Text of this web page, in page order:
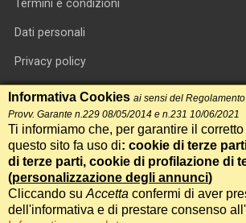
Termini e condizioni
Dati personali
Privacy policy
Informativa cookie
RSS feed
RSS Top News
Contatti
Informativa Cookies ai sensi del
Provv. Garante n.229 08/05/2014 e n.231 10/06/2021
Ti informiamo che, per garantire il
questo sito fa uso di: cookie di terze
di terze parti, cookie di profilazione di
(personalizzazione degli annunci)
Cliccando su Accetta confermi di aver
dell'informativa e di prestare consenso